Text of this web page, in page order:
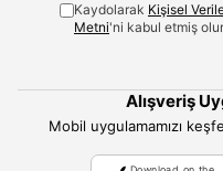
Kaydolarak Kişisel
Metni'ni kabul etmiş
Alışveriş
Mobil uygulamamızı